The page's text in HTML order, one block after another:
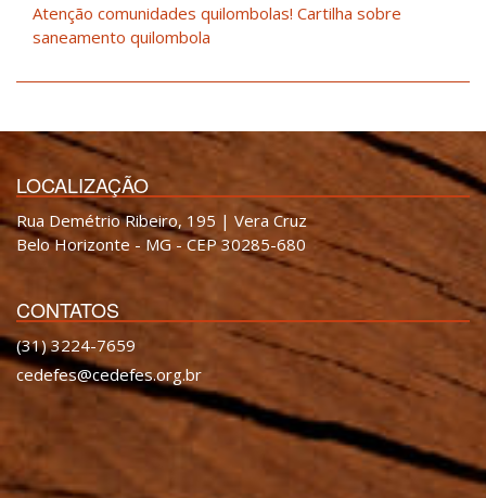
Atenção comunidades quilombolas! Cartilha sobre
saneamento quilombola
LOCALIZAÇÃO
Rua Demétrio Ribeiro, 195 | Vera Cruz
Belo Horizonte - MG - CEP 30285-680
CONTATOS
(31) 3224-7659
cedefes@cedefes.org.br